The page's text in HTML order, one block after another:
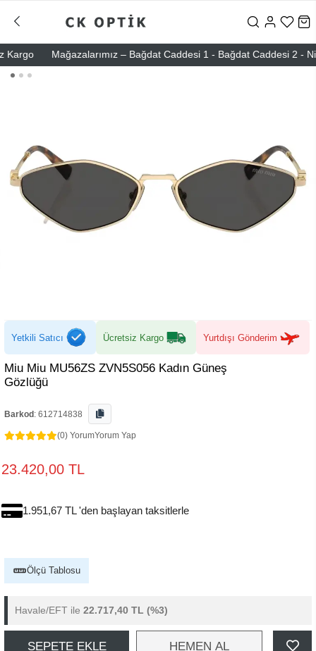
Mağazalarımız – Bağdat Caddesi 1 - Bağdat Caddesi 2 -
Yetkili Satıcı Ücretsiz Kargo Yurtdışı Gönderim
Miu Miu MU56ZS ZVN5S056 Kadın Güneş
Gözlüğü
Barkod : 612714838
(0) YorumYorum Yap
23.420,00 TL
1.951,67 TL 'den başlayan taksitlerle
Ölçü Tablosu
Havale/EFT ile 22.717,40 TL (%3)
SEPETE EKLE HEMEN AL